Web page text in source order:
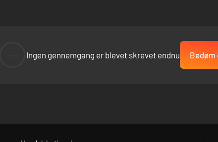
Ingen gennemgang er blevet skrevet endnu Bedøm